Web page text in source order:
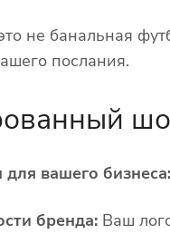
не банальная
послания.
вашего бизнеса:
бренда: Ваш